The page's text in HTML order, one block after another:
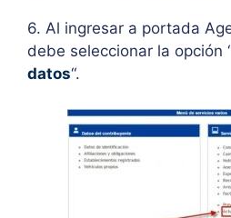
6. Al ingresar a portada
debe seleccionar la opción
datos“.